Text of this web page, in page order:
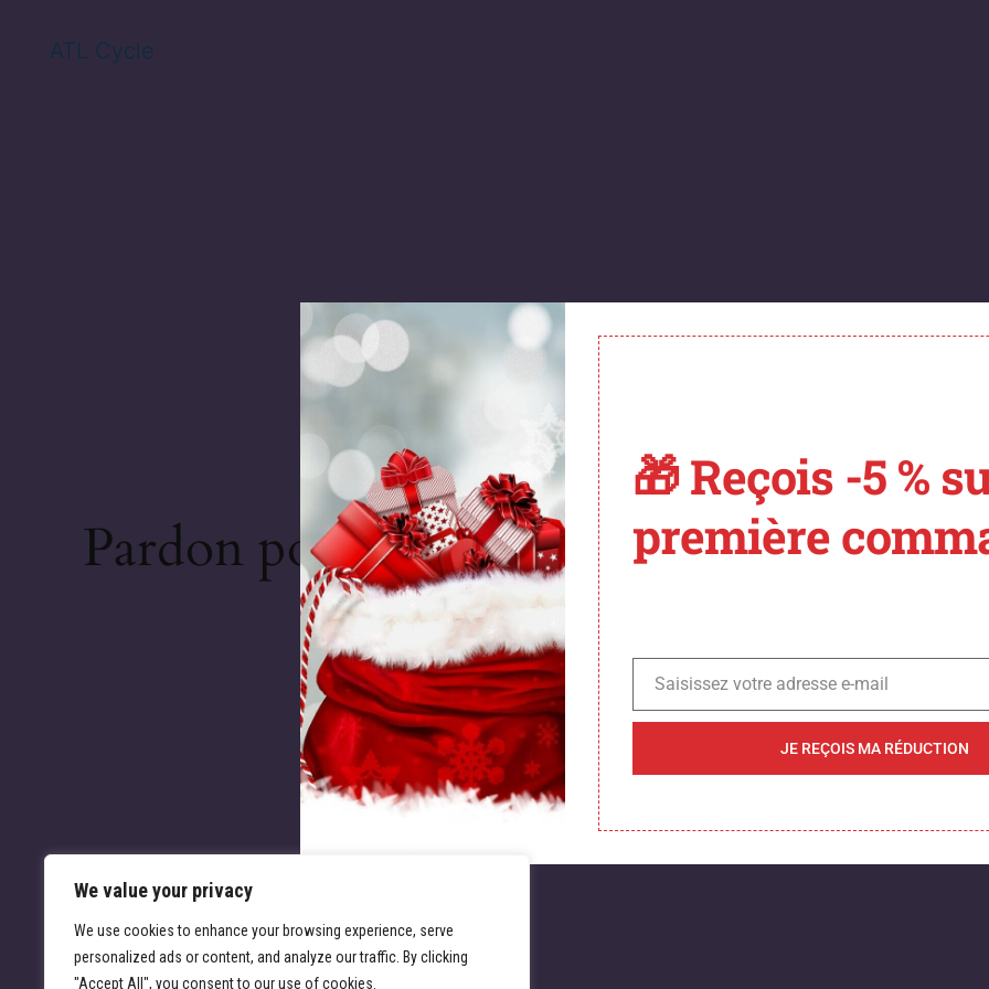
We value your privacy
We use cookies to enhance your browsing experience, serve
personalized ads or content, and analyze our traffic. By clicking
"Accept All", you consent to our use of cookies.
ATL Cycle
Pardon pour le dérangement ! Nous
chose de fantastique – revenez
🎁 Reçois -5 %
première
Email
Saisissez votre adresse e-mail
JE REÇOIS MA RÉDUCTION